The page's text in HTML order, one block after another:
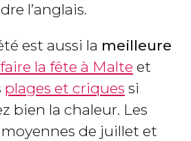
l’anglais.
est aussi la meilleure
faire la fête à Malte et
plages et criques si
bien la chaleur. Les
de juillet et